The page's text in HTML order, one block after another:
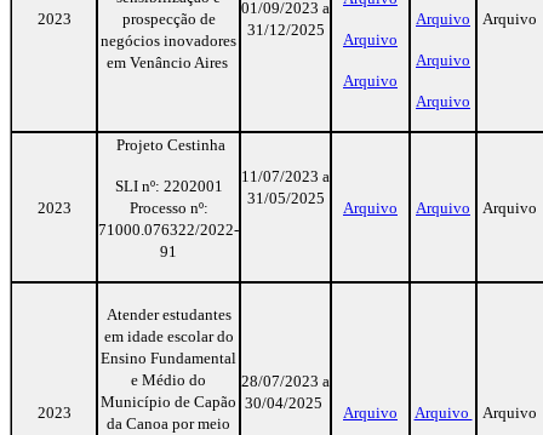
2023
prospecção de
negócios inovadores
em Venâncio Aires
01/09/2023 a
31/12/2025
Arquivo
Arquivo
Arquivo
Arquivo
Arquivo
Arquivo
2023
Projeto Cestinha
SLI nº: 2202001
Processo nº:
71000.076322/2022-
91
11/07/2023 a
31/05/2025
Arquivo Arquivo Arquivo
2023
Atender estudantes
em idade escolar do
Ensino Fundamental
e Médio do
Município de Capão
da Canoa por meio
28/07/2023 a
30/04/2025
Arquivo Arquivo Arquivo